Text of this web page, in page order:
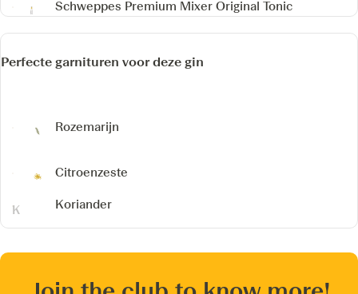
Schweppes Premium Mixer Original Tonic
Perfecte garnituren voor deze gin
Rozemarijn
Citroenzeste
Koriander